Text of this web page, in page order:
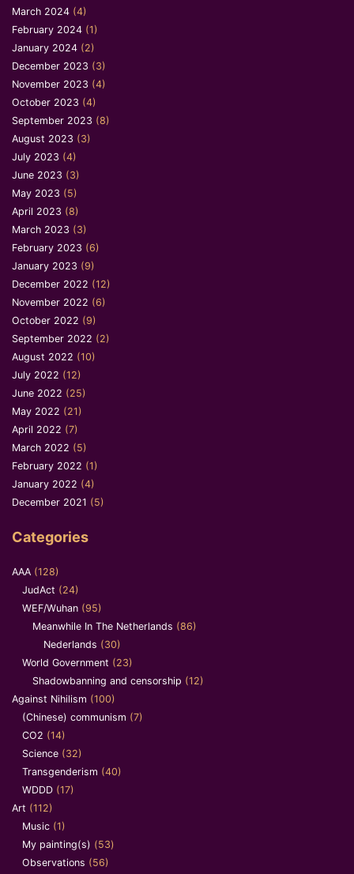
March 2024 (4)
February 2024 (1)
January 2024 (2)
December 2023 (3)
November 2023 (4)
October 2023 (4)
September 2023 (8)
August 2023 (3)
July 2023 (4)
June 2023 (3)
May 2023 (5)
April 2023 (8)
March 2023 (3)
February 2023 (6)
January 2023 (9)
December 2022 (12)
November 2022 (6)
October 2022 (9)
September 2022 (2)
August 2022 (10)
July 2022 (12)
June 2022 (25)
May 2022 (21)
April 2022 (7)
March 2022 (5)
February 2022 (1)
January 2022 (4)
December 2021 (5)
Categories
AAA (128)
JudAct (24)
WEF/Wuhan (95)
Meanwhile In The Netherlands (86)
Nederlands (30)
World Government (23)
Shadowbanning and censorship (12)
Against Nihilism (100)
(Chinese) communism (7)
CO2 (14)
Science (32)
Transgenderism (40)
WDDD (17)
Art (112)
Music (1)
My painting(s) (53)
Observations (56)